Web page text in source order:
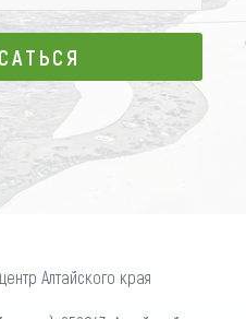
Алтайского края